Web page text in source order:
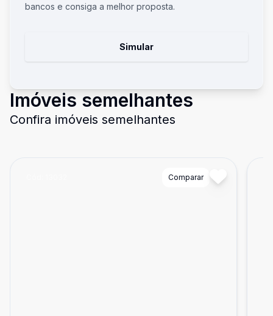
bancos e consiga a melhor proposta.
Simular
Imóveis semelhantes
Confira imóveis semelhantes
Comparar